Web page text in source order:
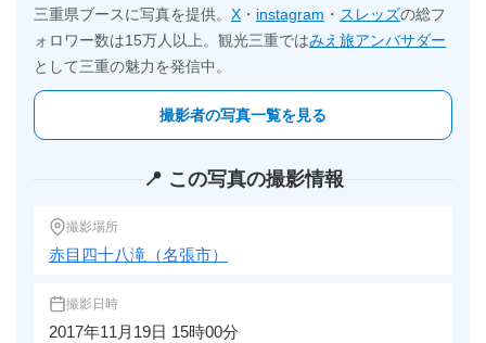
三重県ブースに写真を提供。 X ・ instagram ・ スレッズの総フ
ォロワー数は15万人以上。観光三重ではみえ旅アンバサダー
として三重の魅力を発信中。
撮影者の写真一覧を見る
📍 この写真の撮影情報
撮影場所
赤目四十八滝（名張市）
撮影日時
2017年11月19日 15時00分